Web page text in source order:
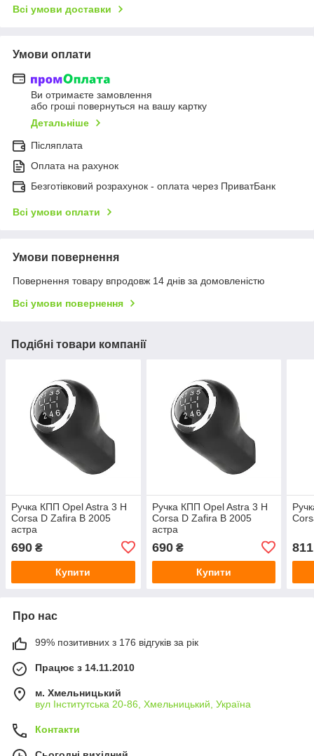
Всі умови доставки
Умови оплати
Ви отримаєте замовлення
або гроші повернуться на вашу картку
Детальніше
Післяплата
Оплата на рахунок
Безготівковий розрахунок - оплата через ПриватБанк
Всі умови оплати
Умови повернення
Повернення товару впродовж 14 днів за домовленістю
Всі умови повернення
Подібні товари компанії
Ручка КПП Opel Astra 3 H
Corsa D Zafira B 2005
астра
690 ₴
Купити
Ручка КПП Opel Astra 3 H
Corsa D Zafira B 2005
астра
690₴
Купити
811
Про нас
99% позитивних з 176 відгуків за рік
Працює з 14.11.2010
м. Хмельницький
вул Інститутська 20-86, Хмельницький, Україна
Контакти